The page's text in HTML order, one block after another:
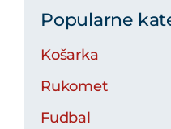
Popularne
Košarka
Rukomet
Fudbal